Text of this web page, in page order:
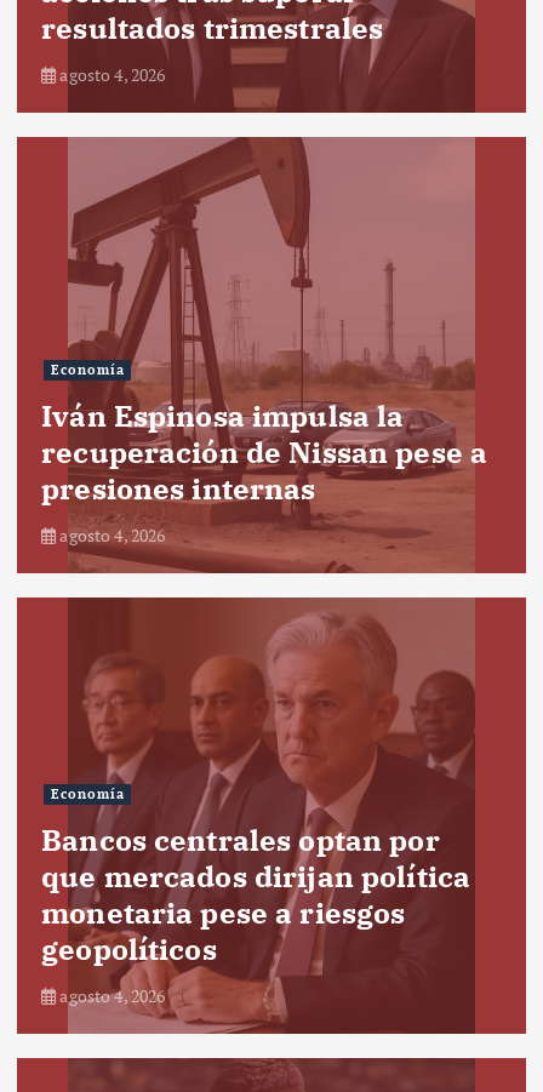
resultados trimestrales
agosto 4, 2026
Economía
Iván Espinosa impulsa la
recuperación de Nissan pese a
presiones internas
agosto 4, 2026
Economía
Bancos centrales optan por
que mercados dirijan política
monetaria pese a riesgos
geopolíticos
agosto 4, 2026